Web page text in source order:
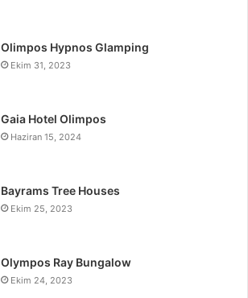
Olimpos Hypnos Glamping
Ekim 31, 2023
Gaia Hotel Olimpos
Haziran 15, 2024
Bayrams Tree Houses
Ekim 25, 2023
Olympos Ray Bungalow
Ekim 24, 2023